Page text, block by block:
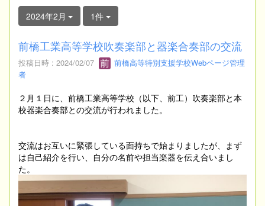
2024年2月 1件
前橋工業高等学校吹奏楽部と器楽合奏部の交流
投稿日時 : 2024/02/07
前橋高等特別支援学校Webページ管理
者
２月１日に、前橋工業高等学校（以下、前工）吹奏楽部と本
校器楽合奏部との交流が行われました。
交流はお互いに緊張している面持ちで始まりましたが、まず
は自己紹介を行い、自分の名前や担当楽器を伝え合いまし
た。